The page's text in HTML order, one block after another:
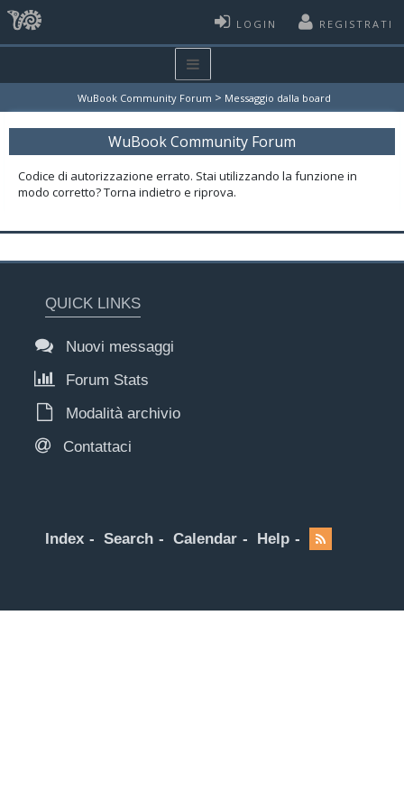
LOGIN REGISTRATI
WuBook Community Forum > Messaggio dalla board
WuBook Community Forum
Codice di autorizzazione errato. Stai utilizzando la funzione in
modo corretto? Torna indietro e riprova.
QUICK LINKS
Nuovi messaggi
Forum Stats
Modalità archivio
Contattaci
Index Search Calendar Help